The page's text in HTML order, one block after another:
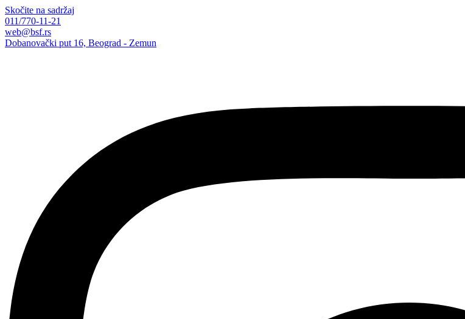
Skočite na sadržaj
011/770-11-21
web@bsf.rs
Dobanovački put 16, Beograd - Zemun